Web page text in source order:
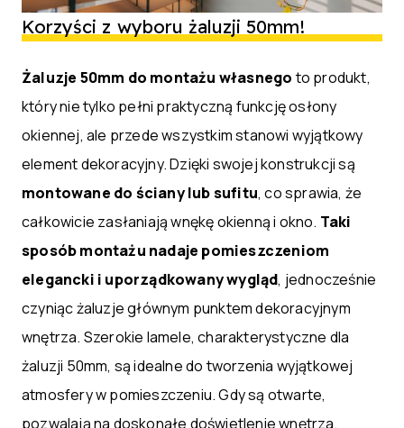
Korzyści z wyboru żaluzji 50mm!
Żaluzje 50mm do montażu własnegoto produkt,
który nie tylko pełni praktyczną funkcję osłony
okiennej, ale przede wszystkim stanowi wyjątkowy
element dekoracyjny. Dzięki swojej konstrukcji są
montowane do ściany lub sufitu, co sprawia, że
całkowicie zasłaniają wnękę okienną i okno. Taki
sposób montażu nadaje pomieszczeniom
elegancki i uporządkowany wygląd, jednocześnie
czyniąc żaluzje głównym punktem dekoracyjnym
wnętrza. Szerokie lamele, charakterystyczne dla
żaluzji 50mm, są idealne do tworzenia wyjątkowej
atmosfery w pomieszczeniu. Gdy są otwarte,
pozwalają na doskonałe doświetlenie wnętrza,